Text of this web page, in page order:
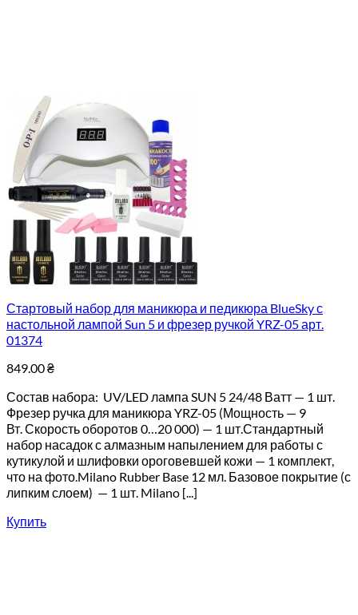
Стартовый набор для маникюра и педикюра BlueSky с
настольной лампой Sun 5 и фрезер ручкой YRZ-05 арт.
01374
849.00₴
Состав набора: UV/LED лампа SUN 5 24/48 Ватт — 1 шт.
Фрезер ручка для маникюра YRZ-05 (Мощность — 9
Вт. Скорость оборотов 0…20 000) — 1 шт.Стандартный
набор насадок с алмазным напылением для работы с
кутикулой и шлифовки ороговевшей кожи — 1 комплект,
что на фото.Milano Rubber Base 12 мл. Базовое покрытие (с
липким слоем) — 1 шт. Milano [...]
Купить